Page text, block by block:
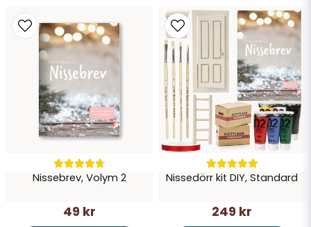
Nissebrev, Volym 2
49 kr
Nissedörr kit DIY, Standard
249 kr